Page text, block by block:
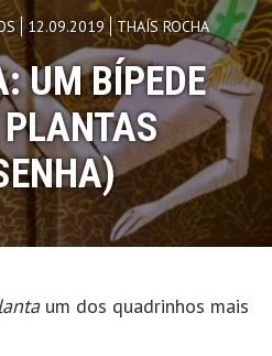
12.09.2019 THAÍS ROCHA
UM BÍPEDE
um dos quadrinhos mais